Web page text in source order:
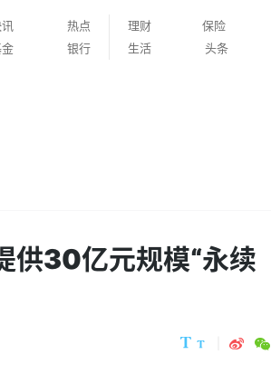
热点
银行
理财 保险
生活
头条
供30亿元规模“永续